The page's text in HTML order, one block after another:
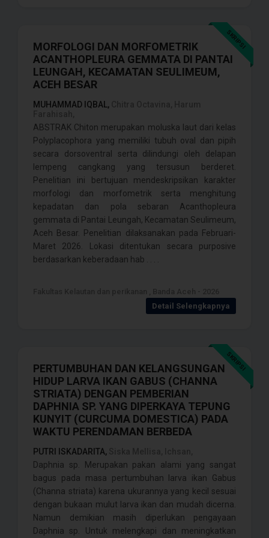
SKRIPSI
MORFOLOGI DAN MORFOMETRIK
ACANTHOPLEURA GEMMATA DI PANTAI
LEUNGAH, KECAMATAN SEULIMEUM,
ACEH BESAR
MUHAMMAD IQBAL,
ABSTRAK Chiton merupakan moluska laut dari kelas
Polyplacophora yang memiliki tubuh oval dan pipih
secara dorsoventral serta dilindungi oleh delapan
lempeng cangkang yang tersusun berderet.
Penelitian ini bertujuan mendeskripsikan karakter
morfologi dan morfometrik serta menghitung
kepadatan dan pola sebaran Acanthopleura
gemmata di Pantai Leungah, Kecamatan Seulimeum,
Aceh Besar. Penelitian dilaksanakan pada Februari-
Maret 2026. Lokasi ditentukan secara purposive
berdasarkan keberadaan hab . . . .
Detail Selengkapnya
SKRIPSI
PERTUMBUHAN DAN KELANGSUNGAN
HIDUP LARVA IKAN GABUS (CHANNA
STRIATA) DENGAN PEMBERIAN
DAPHNIA SP. YANG DIPERKAYA TEPUNG
KUNYIT (CURCUMA DOMESTICA) PADA
WAKTU PERENDAMAN BERBEDA
PUTRI ISKADARITA,
Daphnia sp. Merupakan pakan alami yang sangat
bagus pada masa pertumbuhan larva ikan Gabus
(Channa striata) karena ukurannya yang kecil sesuai
dengan bukaan mulut larva ikan dan mudah dicerna.
Namun demikian masih diperlukan pengayaan
Daphnia sp. Untuk melengkapi dan meningkatkan